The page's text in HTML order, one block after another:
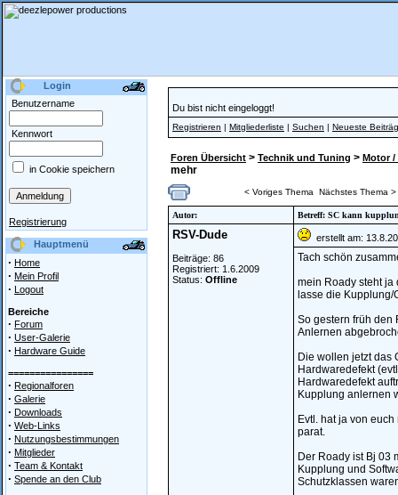
Login
Benutzername
Kennwort
in Cookie speichern
Registrierung
Hauptmenü
· Home
· Mein Profil
· Logout
Bereiche
· Forum
· User-Galerie
· Hardware Guide
================
· Regionalforen
· Galerie
· Downloads
· Web-Links
· Nutzungsbestimmungen
· Mitglieder
· Team & Kontakt
· Spende an den Club
Du bist nicht eingeloggt!
Registrieren | Mitgliederliste | Suchen | Neueste
Foren Übersicht > Technik und Tuning > Motor /
mehr
< Voriges Thema Nächstes Thema >
Autor: Betreff: SC kann
RSV-Dude
Beiträge: 86
Registriert: 1.6.2009
Status: Offline
erstellt am:
Tach schön
mein Roady steht ja
lasse die
So gestern früh den
Anlernen
Die wollen jetzt das
Hardwaredefekt
Hardwaredefekt
Kupplung anlernen
Evtl. hat ja von
parat.
Der Roady ist Bj 03
Kupplung und
Schutzklassen